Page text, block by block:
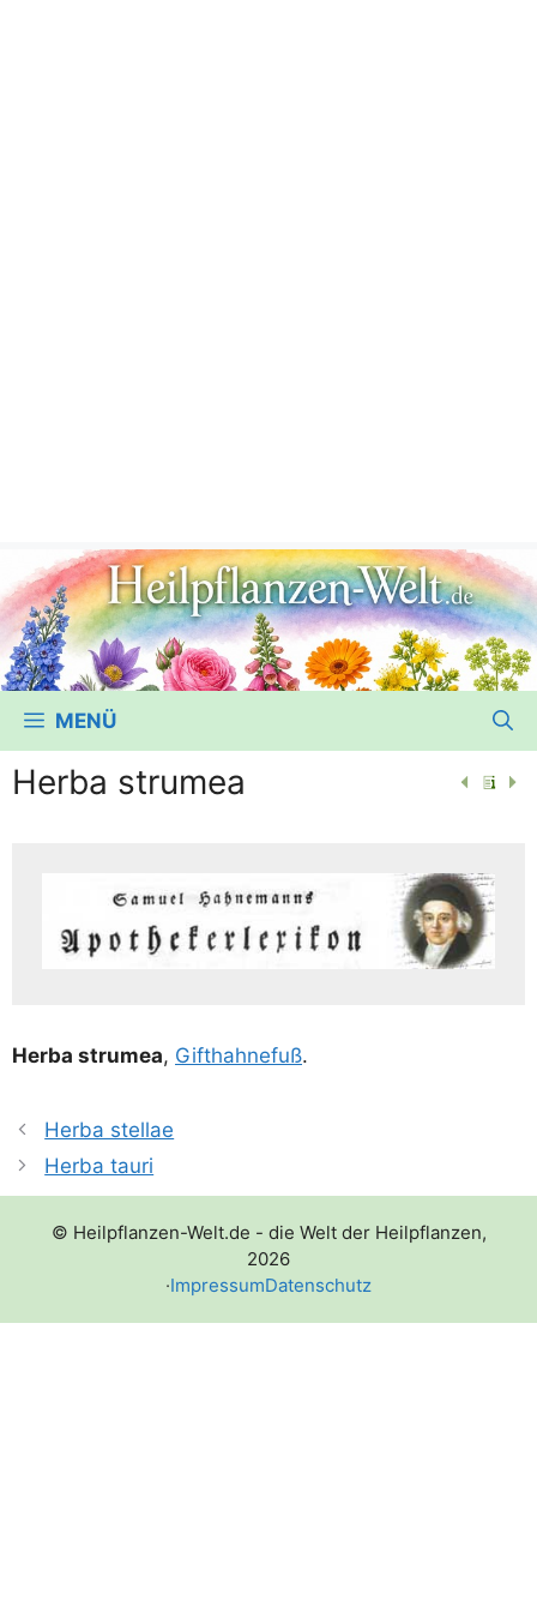
MENÜ
Herba strumea
Her­ba stru­mea, Gift­hahne­fuß.
Herba stellae
Herba tauri
© Heilpflanzen-Welt.de - die Welt der Heilpflanzen,
2026
·ImpressumDatenschutz